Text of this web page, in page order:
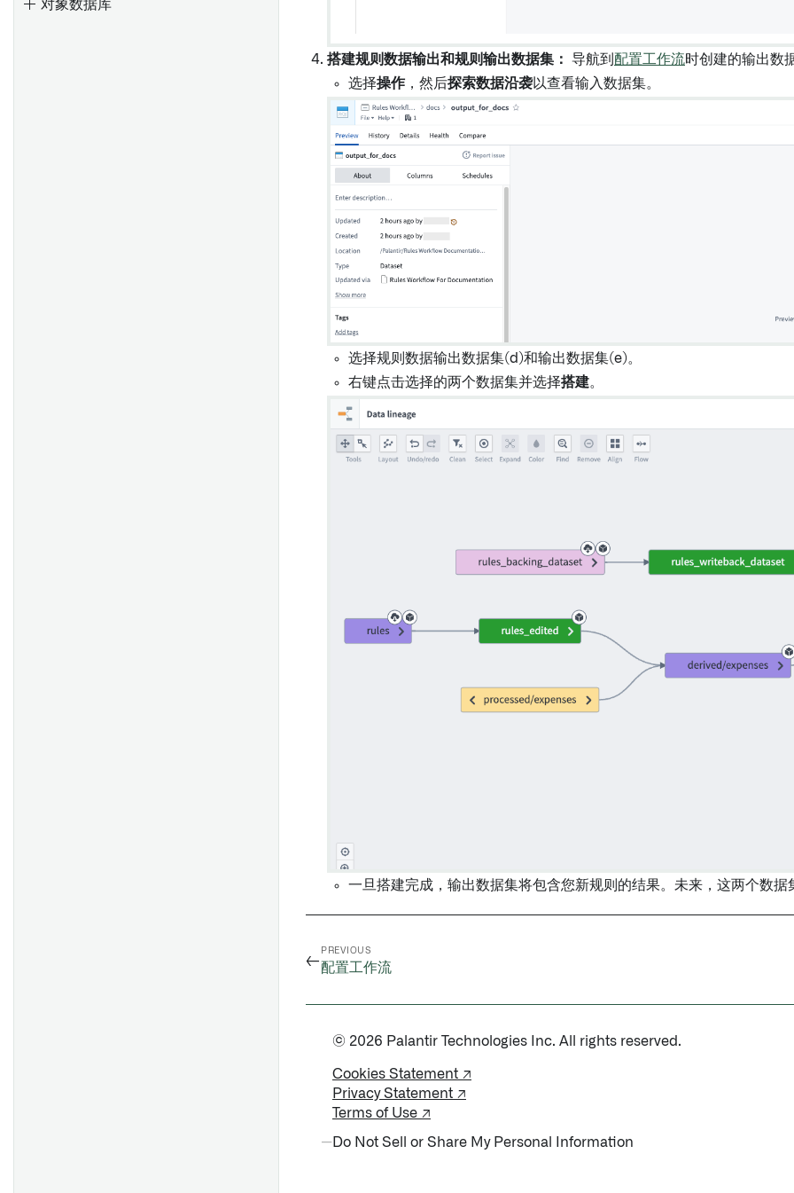
图层管理
对象数据库
搭建规则数据输出和规则输出数据集： 导航到 配置工作流时创建的输出数
选择操作，然后探索数据沿袭以查看输入数据集。
选择规则数据输出数据集(d)和输出数据集(e)。
右键点击选择的两个数据集并选择搭建。
一旦搭建完成，输出数据集将包含您新规则的结果。未来，这两个数据
←
PREVIOUS
配置工作流
© 2026 Palantir Technologies Inc. All rights reserved.
Cookies Statement ↗
Privacy Statement ↗
Terms of Use ↗
Do Not Sell or Share My Personal Information